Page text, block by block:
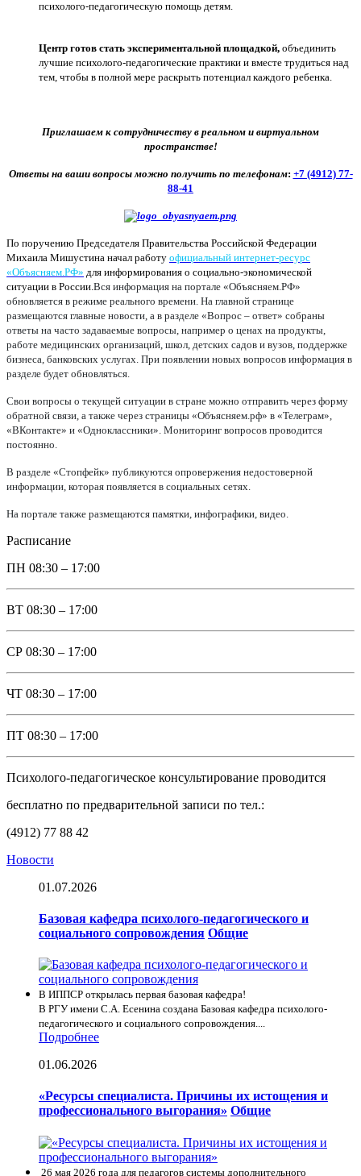
психолого-педагогическую помощь детям.
Центр готов стать экспериментальной площадкой, объединить
лучшие психолого-педагогические практики и вместе трудиться над
тем, чтобы в полной мере раскрыть потенциал каждого ребенка.
Приглашаем к сотрудничеству в реальном и виртуальном
пространстве!
Ответы на ваши вопросы можно получить по телефонам: +7 (4912) 77-
88-41
По поручению Председателя Правительства Российской Федерации
Михаила Мишустина начал работу официальный интернет-ресурс
«Объясняем.РФ» для информирования о социально-экономической
ситуации в России. Вся информация на портале «Объясняем.РФ»
обновляется в режиме реального времени. На главной странице
размещаются главные новости, а в разделе «Вопрос – ответ» собраны
ответы на часто задаваемые вопросы, например о ценах на продукты,
работе медицинских организаций, школ, детских садов и вузов, поддержке
бизнеса, банковских услугах. При появлении новых вопросов информация в
разделе будет обновляться.
Свои вопросы о текущей ситуации в стране можно отправить через форму
обратной связи, а также через страницы «Объясняем.рф» в «Телеграм»,
«ВКонтакте» и «Одноклассники». Мониторинг вопросов проводится
постоянно.
В разделе «Стопфейк» публикуются опровержения недостоверной
информации, которая появляется в социальных сетях.
На портале также размещаются памятки, инфографики, видео.
Расписание
ПН 08:30 – 17:00
ВТ 08:30 – 17:00
СР 08:30 – 17:00
ЧТ 08:30 – 17:00
ПТ 08:30 – 17:00
Психолого-педагогическое консультирование проводится
бесплатно по предварительной записи по тел.:
(4912) 77 88 42
Новости
01.07.2026
Базовая кафедра психолого-педагогического и
социального сопровождения Общие
В ИППСР открылась первая базовая кафедра!
В РГУ имени С.А. Есенина создана Базовая кафедра психолого-
педагогического и социального сопровождения....
Подробнее
01.06.2026
«Ресурсы специалиста. Причины их истощения и
профессионального выгорания» Общие
26 мая 2026 года для педагогов системы дополнительного